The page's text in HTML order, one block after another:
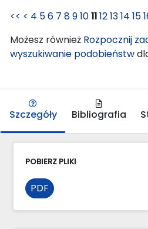
<< < 4 56 7 891011121314 15
Możesz również Rozpocznij
wyszukiwanie podobieństw
Szczegóły Bibliografia
POBIERZ PLIKI
PDF